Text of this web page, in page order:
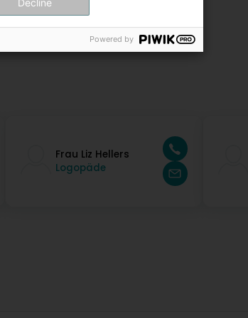
Frau Liz Hellers
Logopäde
Decline
Powered by